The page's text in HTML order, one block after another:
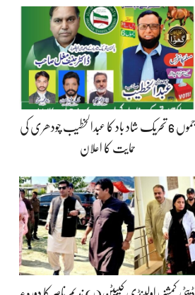
جموں 6 تحریک شاد باد کا عبدالخطیب چودھری کی
حمایت کا اعلان